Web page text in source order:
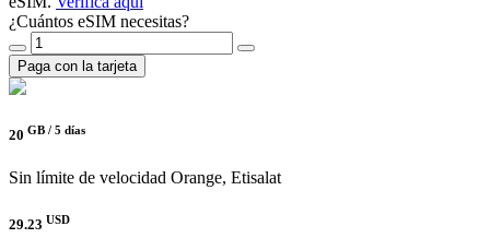
¿Cuántos eSIM necesitas?
Paga con la tarjeta
20 GB / 5 días
Sin límite de velocidad Orange, Etisalat
29.23 USD